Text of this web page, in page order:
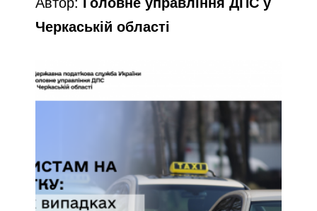
Черкаській області